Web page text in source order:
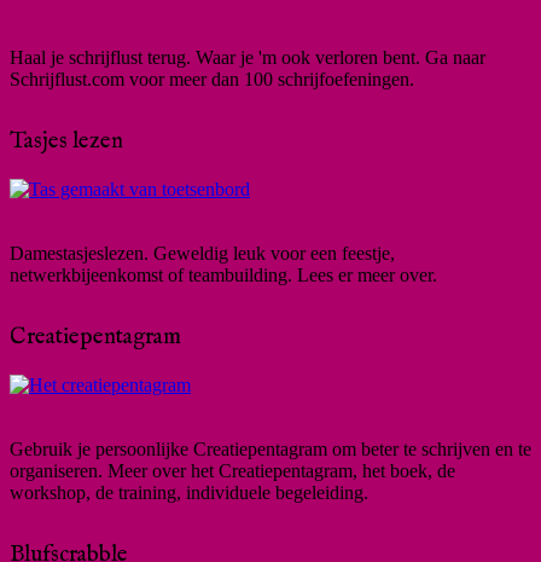
Haal je schrijflust terug. Waar je 'm ook verloren bent. Ga naar
Schrijflust.com voor meer dan 100 schrijfoefeningen.
Tasjes lezen
Damestasjeslezen. Geweldig leuk voor een feestje,
netwerkbijeenkomst of teambuilding. Lees er meer over.
Creatiepentagram
Gebruik je persoonlijke Creatiepentagram om beter te schrijven en te
organiseren. Meer over het Creatiepentagram, het boek, de
workshop, de training, individuele begeleiding.
Blufscrabble